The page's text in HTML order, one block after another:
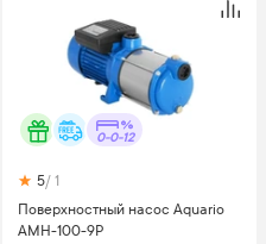
0-0-12
5/ 1
Поверхностный насос Aquario
AMH-100-9P